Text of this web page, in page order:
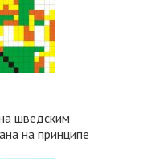
шведским
на принципе